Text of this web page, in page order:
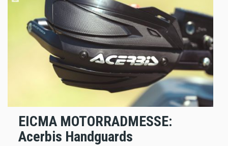
EICMA MOTORRADMESSE:
Acerbis Handguards